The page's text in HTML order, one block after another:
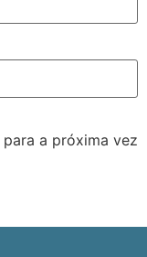
a próxima vez